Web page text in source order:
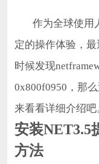
作为全球使用
定的操作体验，
时候发现
0x800f0950，那
来看看详细介绍吧
安装NET3.5
方法